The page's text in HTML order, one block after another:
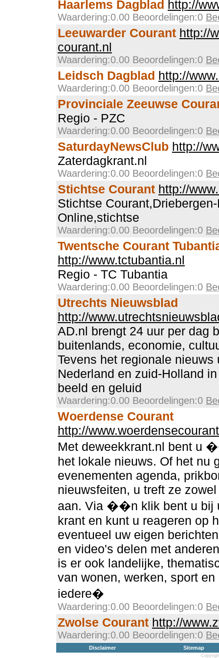
Haarlems Dagblad http://
Waardering:0.00 Beoordelingen:0
Leeuwarder Courant http://
courant.nl
Waardering:0.00 Beoordelingen:0
Leidsch Dagblad http://
Waardering:0.00 Beoordelingen:0
Provinciale Zeeuwse
Regio - PZC
Waardering:0.00 Beoordelingen:0
SaturdayNewsClub http://
Zaterdagkrant.nl
Waardering:0.00 Beoordelingen:0
Stichtse Courant http://
Stichtse
Online,stichtse
Waardering:0.00 Beoordelingen:0
Twentsche Courant
http://www.tctubantia.nl
Regio - TC Tubantia
Waardering:0.00 Beoordelingen:0
Utrechts Nieuwsblad
http://
AD.nl brengt 24 uur per dag
buitenlands, economie,
Tevens het regionale
Nederland en zuid-Holland
beeld en geluid
Waardering:0.00 Beoordelingen:0
Woerdense Courant
http://
Met deweekkrant.nl bent u
het lokale nieuws. Of het nu
evenementen agenda,
nieuwsfeiten, u treft ze
aan. Via ��n klik bent u bij
krant en kunt u reageren op
eventueel uw eigen
en video's delen met
is er ook landelijke,
van wonen, werken, sport
iedere�
Waardering:0.00 Beoordelingen:0
Zwolse Courant http://
Waardering:0.00 Beoordelingen:0
Disclaimer Sitemap